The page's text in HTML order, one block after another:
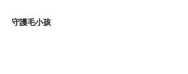
守護毛小孩